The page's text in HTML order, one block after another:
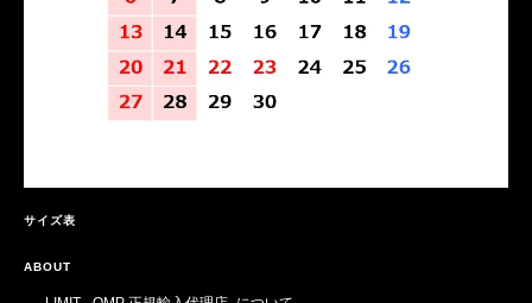
サイズ表
ABOUT